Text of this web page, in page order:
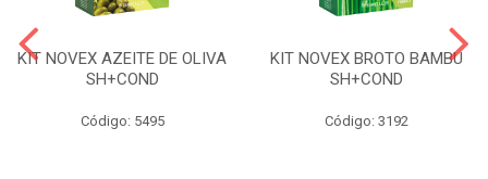
KIT NOVEX AZEITE DE OLIVA
SH+COND
Código: 5495
KIT NOVEX BROTO BAMBU
SH+COND
Código: 3192